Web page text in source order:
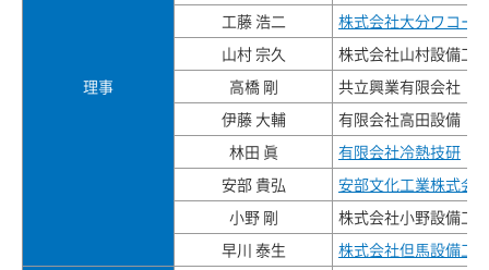
理事
工藤 浩二
株式会社大分ワコー
山村 宗久
株式会社山村設備工
高橋 剛
共立興業有限会社
伊藤 大輔
有限会社高田設備
林田 眞
有限会社冷熱技研
安部 貴弘
安部文化工業株式会
小野 剛
株式会社小野設備工
早川 泰生
株式会社但馬設備工